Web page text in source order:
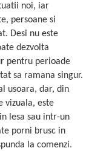
noi, iar
persoane si
Desi nu este
dezvolta
pentru perioade
sa ramana singur.
usoara, dar, din
vizuala, este
lesa sau intr-un
porni brusc in
la comenzi.